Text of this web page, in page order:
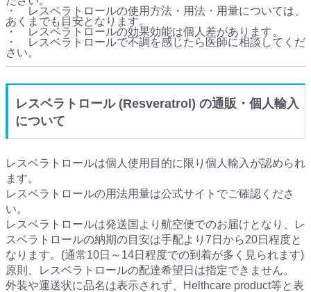
・ レスベラトロールの使用方法・用法・用量については、
あくまでも目安となります。
・ レスベラトロールの効果効能は個人差があります。
・ レスベラトロールで不調を感じたら医師に相談してくだ
さい。
レスベラトロール (Resveratrol) の通販・個人輸入
について
レスベラトロールは個人使用目的に限り個人輸入が認められ
ます。
レスベラトロールの用法用量は公式サイトでご確認くださ
い。
レスベラトロールは発送国より航空便でのお届けとなり、レ
スベラトロールの納期の目安は手配より7日から20日程度と
なります。(通常10日～14日程度での到着が多く見られます)
原則、レスベラトロールの配達希望日は指定できません。
外装や運送状に品名は表示されず、Helthcare product等と表